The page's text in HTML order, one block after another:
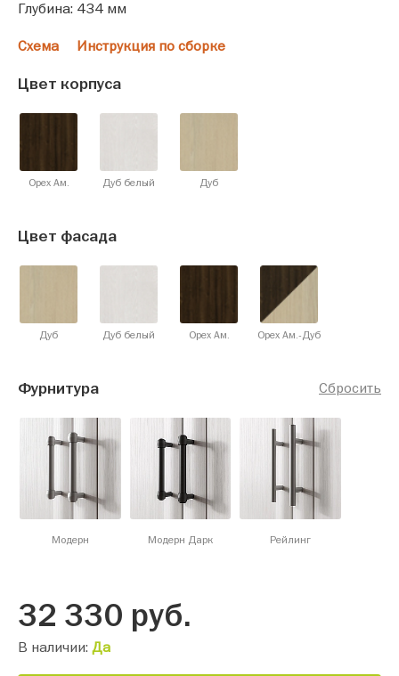
Глубина: 434 мм
Схема Инструкция по сборке
Цвет корпуса
Орех Ам. Дуб белый Дуб
Цвет фасада
Дуб Дуб белый Орех Ам. Орех Ам.-Дуб
Сбросить
Фурнитура
Модерн Модерн Дарк Рейлинг
32 330 руб.
В наличии: Да